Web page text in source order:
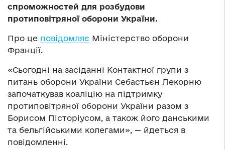
спроможностей для розбудови
протиповітряної оборони України.
Про це повідомляє Міністерство оборони
Франції.
«Сьогодні на засіданні Контактної групи з
питань оборони України Себастьєн Лекорню
започаткував коаліцію на підтримку
протиповітряної оборони України разом з
Борисом Пісторіусом, а також його данськими
та бельгійськими колегами», — йдеться в
повідомленні.